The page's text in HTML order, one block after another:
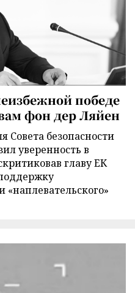
победе
фон дер Ляйен
Совета безопасности
уверенность в
главу ЕК
«наплевательского»